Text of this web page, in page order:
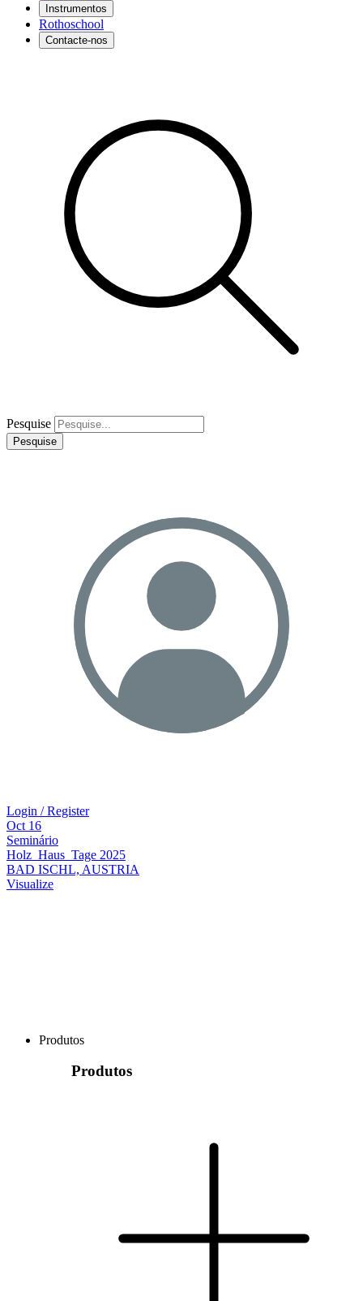
Instrumentos
Rothoschool
Contacte-nos
Pesquise
Pesquise
Login / Register
Oct 16
Seminário
Holz_Haus_­Tage 2025
BAD ISCHL, AUSTRIA
Visualize
Produtos
Produtos